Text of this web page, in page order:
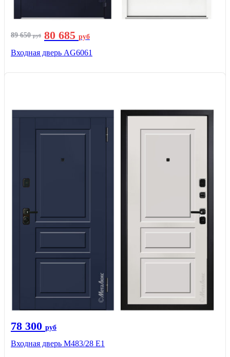
89 650руб 80 685 руб
Входная дверь AG6061
78 300 руб
Входная дверь М483/28 Е1